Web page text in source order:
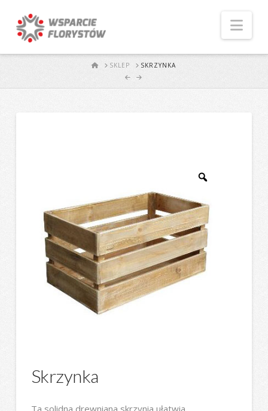
STARTSKLEP SKRZYNKA
Skrzynka
Ta solidna drewniana skrzynia ułatwia